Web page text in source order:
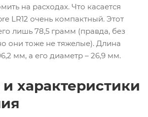
на расходах. Что касается
LR12 очень компактный. Этот
лишь 78,5 грамм (правда, без
они тоже не тяжелые). Длина
мм, а его диаметр – 26,9 мм.
характеристики